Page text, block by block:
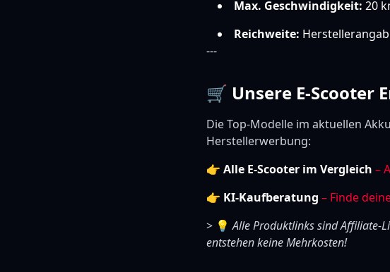
Max. Geschwindigkeit: 20
Reichweite:
---
🛒 Unsere E-Scooter
Die Top-Modelle im aktuellen
Herstellerwerbung:
👉 Alle E-Scooter im Vergleich –
👉 KI-Kaufberatung – Finde
> 💡Alle Produktlinks sind Affiliate-
entstehen keine Mehrkosten!